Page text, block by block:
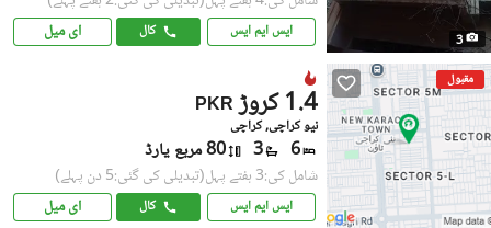
3 ایس ایم ایس کال ای میل
مقبول
PKR 1.4 کروڑ
نیو کراچی, کراچی
6
3 80 مربع یارڈ
شامل کی:3 ہفتے پہل (تبدیلی کی گئی:5 دن پہلے)
ایس ایم ایس کال ای میل